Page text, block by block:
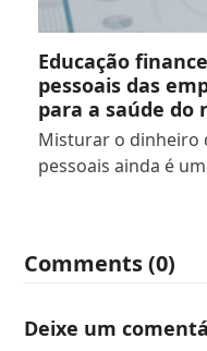
Educação
pessoais das
para a saúde do
Misturar o dinheiro
pessoais ainda é
Comments (0)
Deixe um